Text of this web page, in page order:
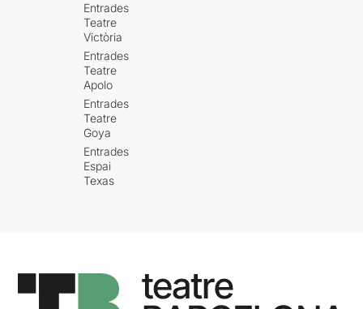
Entrades
Teatre
Victòria
Entrades
Teatre
Apolo
Entrades
Teatre
Goya
Entrades
Espai
Texas